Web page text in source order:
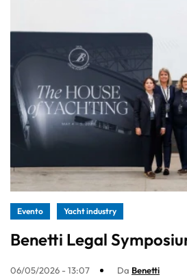
Evento Yacht industry
Benetti Legal
06/05/2026 - 13:07 Da Benetti